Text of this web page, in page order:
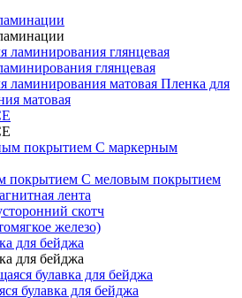
глянцевая
Пленка для
матовая
С маркерным
С меловым покрытием
лента
скотч
железо)
для бейджа
для бейджа
булавка для бейджа